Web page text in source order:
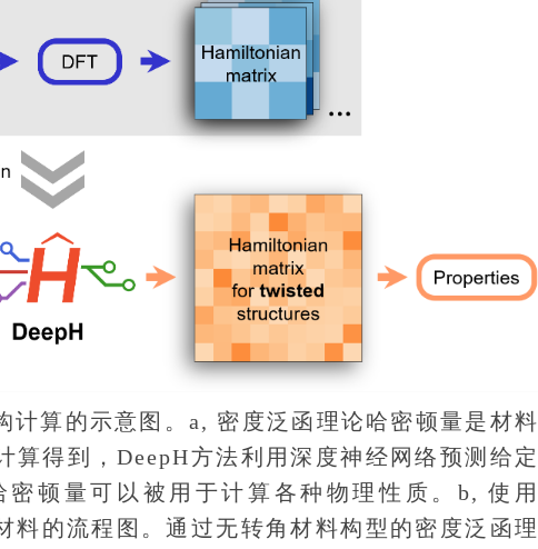
算的示意图。a, 密度泛函理论哈密顿量是材料
算得到，DeepH方法利用深度神经网络预测给定
顿量可以被用于计算各种物理性质。b, 使用
料的流程图。通过无转角材料构型的密度泛函理